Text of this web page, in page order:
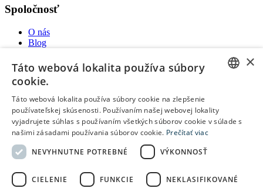
Spoločnosť
O nás
Blog
Cenník
SVK
ENG-US
ENG
ENG-AU
SVK
CZK
Podmienky
Zásady ochrany osobných údajov
ENG
×
Táto webová lokalita používa súbory
cookie.
Táto webová lokalita používa súbory cookie na zlepšenie
používateľskej skúsenosti. Používaním našej webovej lokality
vyjadrujete súhlas s používaním všetkých súborov cookie v súlade s
našimi zásadami používania súborov cookie. Prečítať viac
NEVYHNUTNE POTREBNÉ
VÝKONNOSŤ
CIELENIE FUNKCIE NEKLASIFIKOVANÉ